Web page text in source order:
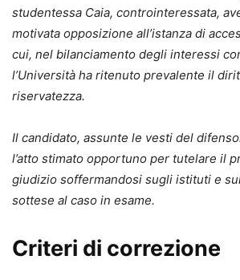
studentessa Caia, controinteressata,
motivata opposizione all’istanza di
cui, nel bilanciamento degli interessi
l’Università ha ritenuto prevalente il
riservatezza.
Il candidato, assunte le vesti del
l’atto stimato opportuno per tutelare il
giudizio soffermandosi sugli istituti e
sottese al caso in esame.
Criteri di correzione